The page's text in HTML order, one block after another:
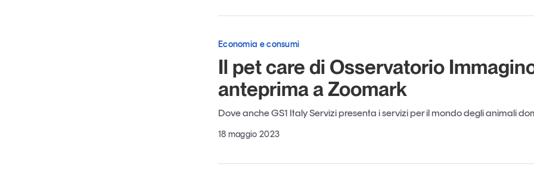
Economia e consumi
Il pet care di Osservatorio
anteprima a Zoomark
Dove anche GS1 Italy Servizi presenta i servizi per il mondo degli animali
18 maggio 2023